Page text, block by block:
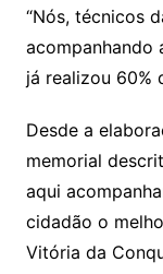
“Nós, técnicos
acompanhando
já realizou 60%
Desde a
memorial
aqui
cidadão o
Vitória da